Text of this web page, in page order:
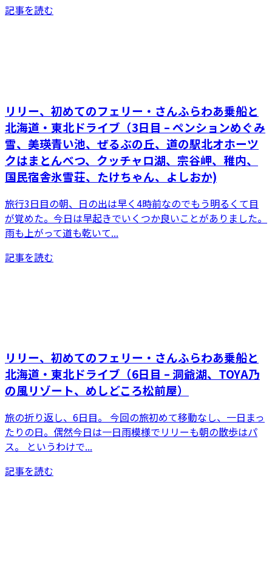
記事を読む
リリー、初めてのフェリー・さんふらわあ乗船と
北海道・東北ドライブ（3日目 – ペンションめぐみ
雪、美瑛青い池、ぜるぶの丘、道の駅北オホーツ
クはまとんべつ、クッチャロ湖、宗谷岬、稚内、
国民宿舎氷雪荘、たけちゃん、よしおか)
旅行3日目の朝、日の出は早く4時前なのでもう明るくて目
が覚めた。今日は早起きでいくつか良いことがありました。
雨も上がって道も乾いて...
記事を読む
リリー、初めてのフェリー・さんふらわあ乗船と
北海道・東北ドライブ（6日目 – 洞爺湖、TOYA乃
の風リゾート、めしどころ松前屋）
旅の折り返し、6日目。 今回の旅初めて移動なし、一日まっ
たりの日。偶然今日は一日雨模様でリリーも朝の散歩はパ
ス。 というわけで...
記事を読む